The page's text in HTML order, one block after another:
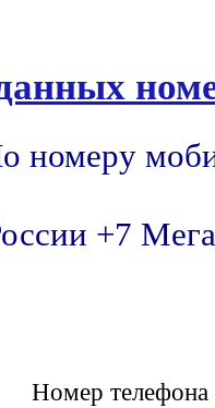
номеру
+7
Номер